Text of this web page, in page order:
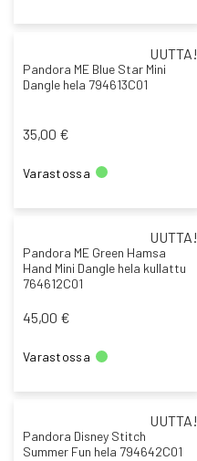
UUTTA!
Pandora ME Blue Star Mini
Dangle hela 794613C01
35,00 €
Varastossa
UUTTA!
Pandora ME Green Hamsa
Hand Mini Dangle hela kullattu
764612C01
45,00 €
Varastossa
UUTTA!
Pandora Disney Stitch
Summer Fun hela 794642C01